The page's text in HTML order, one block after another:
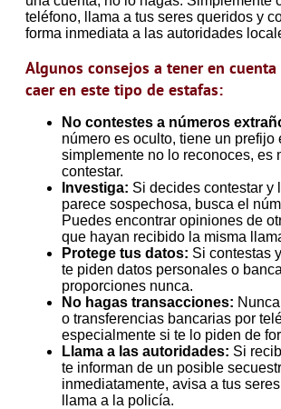
teléfono, llama a tus seres queridos y
forma inmediata a las autoridades
Algunos consejos a tener en
caer en este tipo de estafas:
No contestes a números
número es oculto, tiene un prefijo
simplemente no lo reconoces, es
contestar.
Investiga: Si decides contestar y
parece sospechosa, busca el
Puedes encontrar opiniones de
que hayan recibido la misma
Protege tus datos: Si contestas
te piden datos personales o
proporciones nunca.
No hagas transacciones:
o transferencias bancarias por
especialmente si te lo piden de
Llama a las autoridades: Si
te informan de un posible
inmediatamente, avisa a tus
llama a la policía.